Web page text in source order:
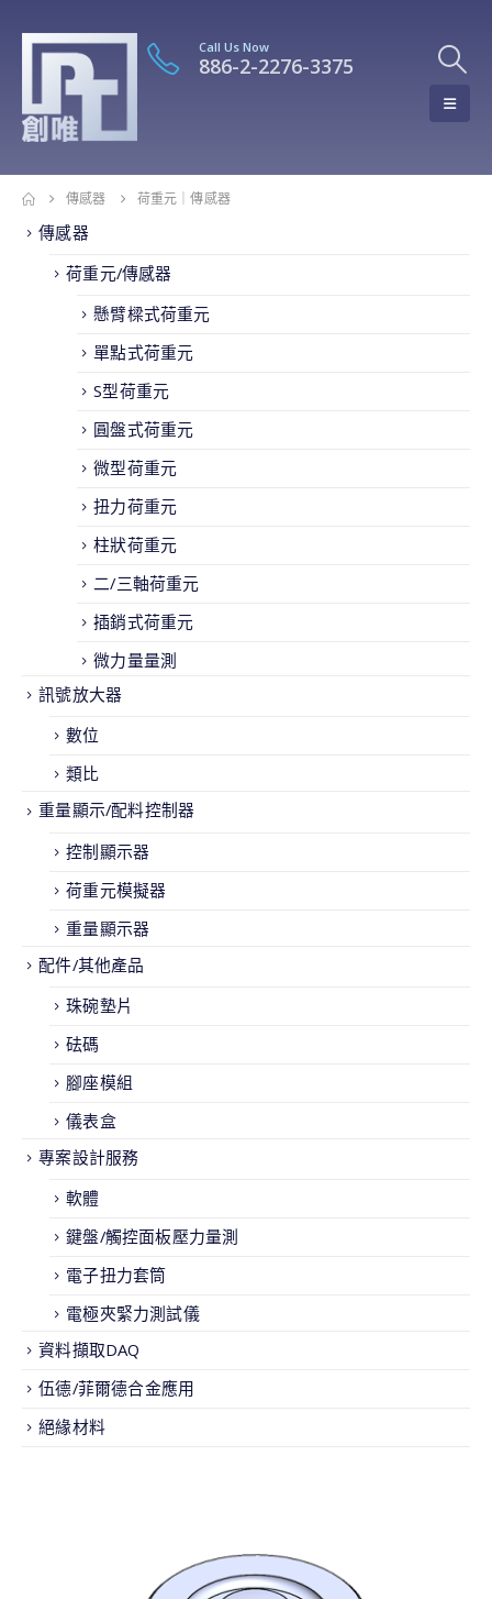
Call Us Now
886-2-2276-3375
傳感器 荷重元｜傳感器
傳感器
荷重元/傳感器
懸臂樑式荷重元
單點式荷重元
S型荷重元
圓盤式荷重元
微型荷重元
扭力荷重元
柱狀荷重元
二/三軸荷重元
插銷式荷重元
微力量量測
訊號放大器
數位
類比
重量顯示/配料控制器
控制顯示器
荷重元模擬器
重量顯示器
配件/其他產品
珠碗墊片
砝碼
腳座模組
儀表盒
專案設計服務
軟體
鍵盤/觸控面板壓力量測
電子扭力套筒
電極夾緊力測試儀
資料擷取DAQ
伍德/菲爾德合金應用
絕緣材料